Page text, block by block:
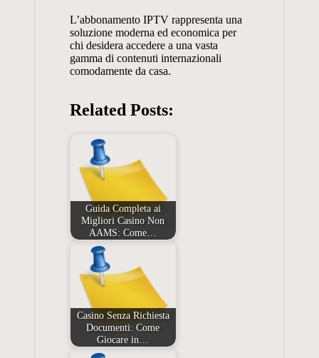
L’abbonamento IPTV rappresenta una
soluzione moderna ed economica per
chi desidera accedere a una vasta
gamma di contenuti internazionali
comodamente da casa.
Related Posts:
Guida Completa ai
Migliori Casino Non
AAMS: Come…
Casino Senza Richiesta
Documenti: Come
Giocare in…